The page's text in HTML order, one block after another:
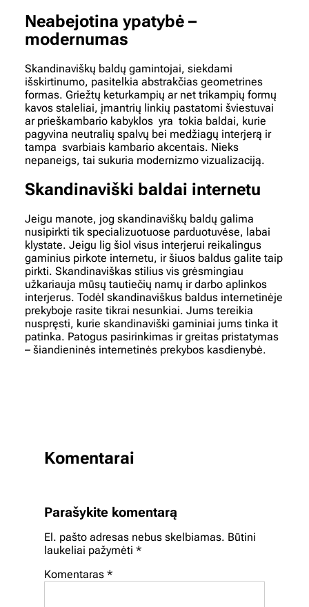
Neabejotina ypatybė –
modernumas
Skandinaviškų baldų gamintojai, siekdami
išskirtinumo, pasitelkia abstrakčias geometrines
formas. Griežtų keturkampių ar net trikampių formų
kavos staleliai, įmantrių linkių pastatomi šviestuvai
ar prieškambario kabyklos yra tokia baldai, kurie
pagyvina neutralių spalvų bei medžiagų interjerą ir
tampa svarbiais kambario akcentais. Nieks
nepaneigs, tai sukuria modernizmo vizualizaciją.
Skandinaviški baldai internetu
Jeigu manote, jog skandinaviškų baldų galima
nusipirkti tik specializuotuose parduotuvėse, labai
klystate. Jeigu lig šiol visus interjerui reikalingus
gaminius pirkote internetu, ir šiuos baldus galite taip
pirkti. Skandinaviškas stilius vis grėsmingiau
užkariauja mūsų tautiečių namų ir darbo aplinkos
interjerus. Todėl skandinaviškus baldus internetinėje
prekyboje rasite tikrai nesunkiai. Jums tereikia
nuspręsti, kurie skandinaviški gaminiai jums tinka it
patinka. Patogus pasirinkimas ir greitas pristatymas
– šiandieninės internetinės prekybos kasdienybė.
Komentarai
Parašykite komentarą
El. pašto adresas nebus skelbiamas. Būtini
laukeliai pažymėti *
Komentaras *